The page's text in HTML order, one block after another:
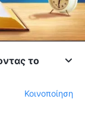
το
Κοινοποίηση